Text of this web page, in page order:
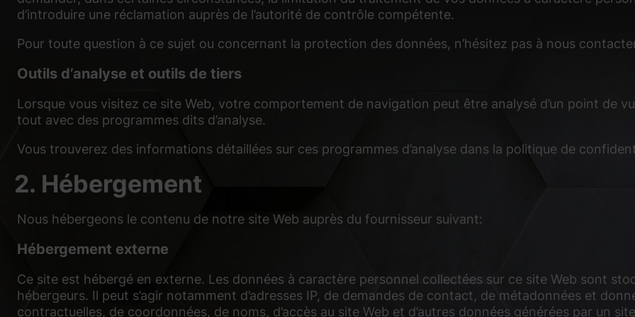
d’introduire une réclamation auprès de l’autorité de contrôle compétente.
Pour toute question à ce sujet ou concernant la protection des données, n’hésitez pas à nous
Outils d’analyse et outils de tiers
Lorsque vous visitez ce site Web, votre comportement de navigation peut être analysé d’un point de
tout avec des programmes dits d’analyse.
Vous trouverez des informations détaillées sur ces programmes d’analyse dans la politique de
2. Hébergement
Nous hébergeons le contenu de notre site Web auprès du fournisseur suivant:
Hébergement externe
Ce site est hébergé en externe. Les données à caractère personnel collectées sur ce site Web sont
hébergeurs. Il peut s’agir notamment d’adresses IP, de demandes de contact, de métadonnées et
contractuelles, de coordonnées, de noms, d’accès au site Web et d’autres données générées par un
Essentiels (1)
Afficher les informations du cookie
Statistiques (2)
Les cookies de statistiques collectent des informations de façon anonyme. Ces informations nous aident
dont les visiteurs utilisent notre site Web.
Afficher les informations du cookie